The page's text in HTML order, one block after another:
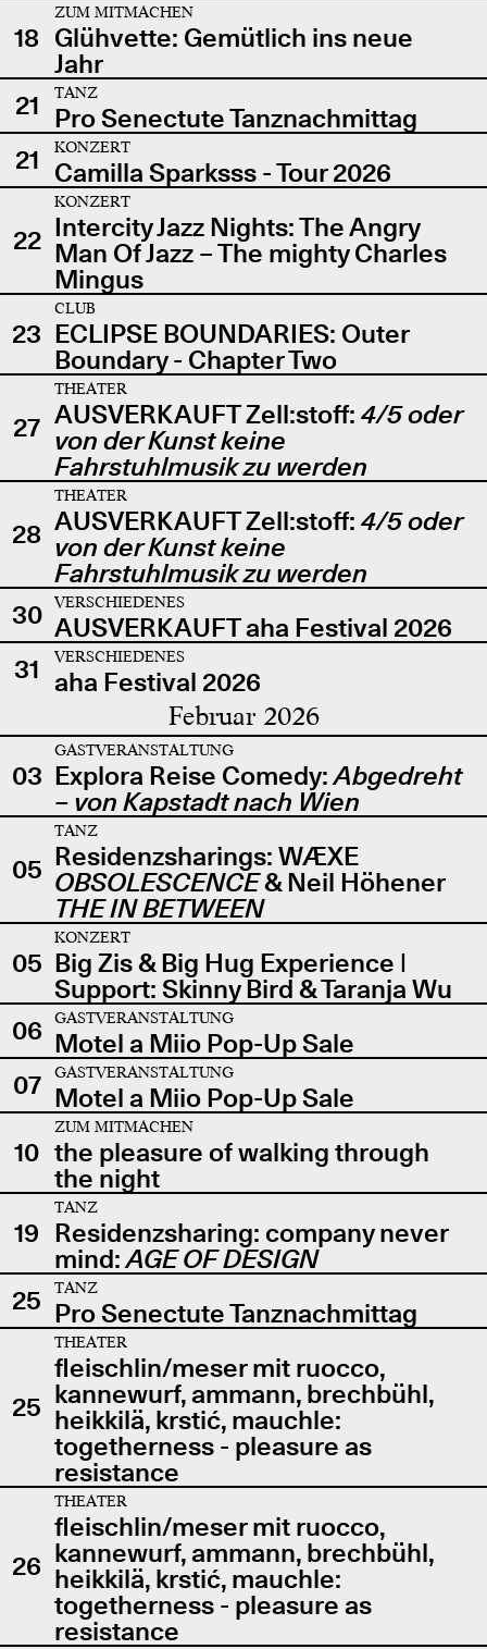
18
ZUM MITMACHEN
Glühvette: Gemütlich ins neue
Jahr
21
TANZ
Pro Senectute Tanznachmittag
21
KONZERT
Camilla Sparksss - Tour 2026
22
KONZERT
Intercity Jazz Nights: The Angry
Man Of Jazz – The mighty Charles
Mingus
23
CLUB
ECLIPSE BOUNDARIES: Outer
Boundary - Chapter Two
27
THEATER
AUSVERKAUFT Zell:stoff: 4/5 oder
von der Kunst keine
Fahrstuhlmusik zu werden
28
THEATER
AUSVERKAUFT Zell:stoff: 4/5 oder
von der Kunst keine
Fahrstuhlmusik zu werden
30
VERSCHIEDENES
AUSVERKAUFT aha Festival 2026
31
VERSCHIEDENES
aha Festival 2026
Februar 2026
03
GASTVERANSTALTUNG
Explora Reise Comedy:Abgedreht
– von Kapstadt nach Wien
05
TANZ
Residenzsharings: WÆXE
OBSOLESCENCE& Neil Höhener
THE IN BETWEEN
05
KONZERT
Big Zis & Big Hug Experience |
Support: Skinny Bird & Taranja Wu
06
GASTVERANSTALTUNG
Motel a Miio Pop-Up Sale
07
GASTVERANSTALTUNG
Motel a Miio Pop-Up Sale
10
ZUM MITMACHEN
the pleasure of walking through
the night
19
TANZ
Residenzsharing: company never
mind:AGE OF DESIGN
25
TANZ
Pro Senectute Tanznachmittag
25
THEATER
fleischlin/meser mit ruocco,
kannewurf, ammann, brechbühl,
heikkilä, krstić, mauchle:
togetherness - pleasure as
resistance
26
THEATER
fleischlin/meser mit ruocco,
kannewurf, ammann, brechbühl,
heikkilä, krstić, mauchle:
togetherness - pleasure as
resistance